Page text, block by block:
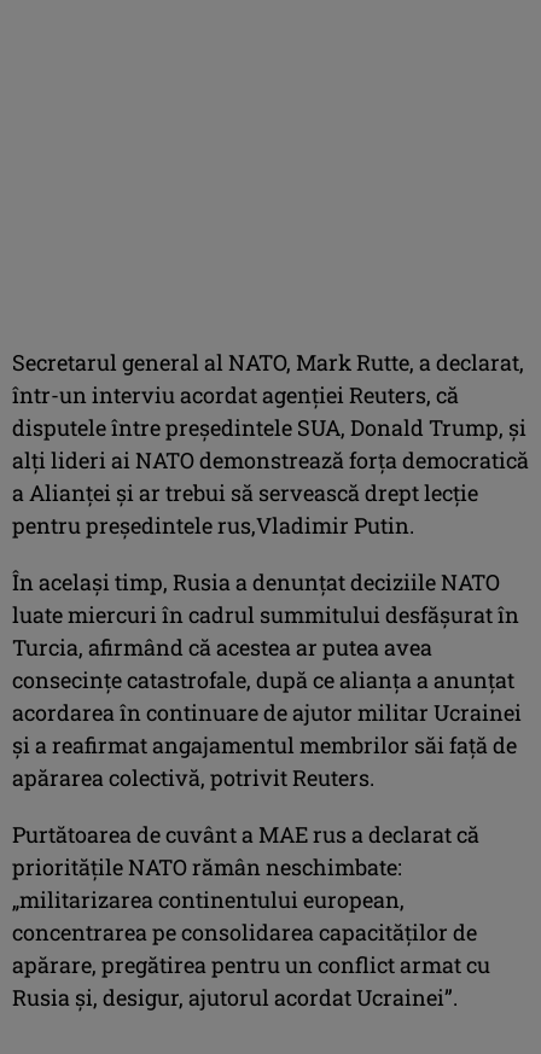
Secretarul general al NATO, Mark Rutte, a declarat,
într-un interviu acordat agenţiei Reuters, că
disputele între preşedintele SUA, Donald Trump, şi
alţi lideri ai NATO demonstrează forţa democratică
a Alianţei şi ar trebui să servească drept lecţie
pentru preşedintele rus,Vladimir Putin.
În acelaşi timp, Rusia a denunţat deciziile NATO
luate miercuri în cadrul summitului desfăşurat în
Turcia, afirmând că acestea ar putea avea
consecinţe catastrofale, după ce alianţa a anunţat
acordarea în continuare de ajutor militar Ucrainei
şi a reafirmat angajamentul membrilor săi faţă de
apărarea colectivă, potrivit Reuters.
Purtătoarea de cuvânt a MAE rus a declarat că
priorităţile NATO rămân neschimbate:
„militarizarea continentului european,
concentrarea pe consolidarea capacităţilor de
apărare, pregătirea pentru un conflict armat cu
Rusia şi, desigur, ajutorul acordat Ucrainei”.